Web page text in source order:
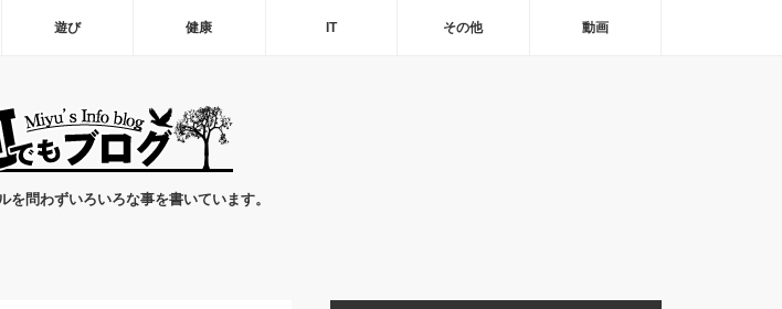
遊び 健康 IT その他 動画
を問わずいろいろな事を書いています。